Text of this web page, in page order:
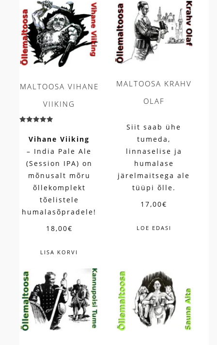
MALTOOSA VIHANE
VIIKING
/ 5
Vihane Viiking
– India Pale Ale
(Session IPA) on
mõnusalt mõru
õllekomplekt
tõelistele
humalasõpradele!
18,00€
LISA KORVI
MALTOOSA KRAHV
OLAF
Siit saab ühe
tumeda,
linnaselise ja
humalase
järelmaitsega ale
tüüpi õlle.
17,00€
LOE EDASI